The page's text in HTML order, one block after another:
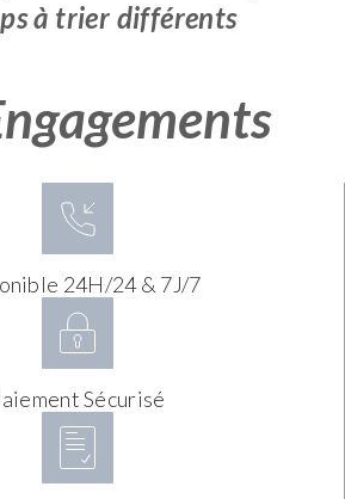
à trier différents
24H/24 & 7J/7
Sécurisé